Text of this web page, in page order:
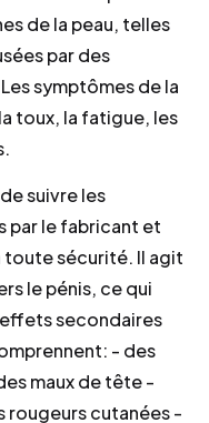
de la peau, telles
par des
symptômes de la
toux, la fatigue, les
suivre les
par le fabricant et
toute sécurité. Il agit
le pénis, ce qui
secondaires
- des
maux de tête -
rougeurs cutanées -